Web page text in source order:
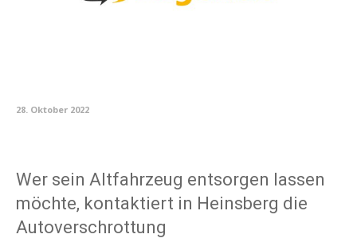
28. Oktober 2022
Wer sein Altfahrzeug entsorgen lassen
möchte, kontaktiert in Heinsberg die
Autoverschrottung